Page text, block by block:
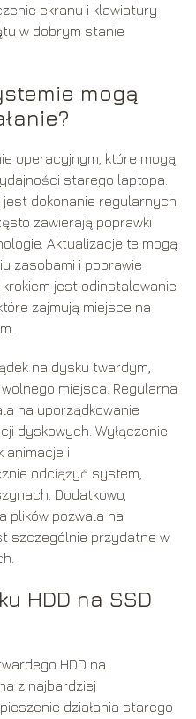
ekranu i klawiatury
w dobrym stanie
mogą
operacyjnym, które mogą
starego laptopa.
dokonanie regularnych
zawierają poprawki
Aktualizacje te mogą
zasobami i poprawie
jest odinstalowanie
zajmują miejsce na
na dysku twardym,
miejsca. Regularna
na uporządkowanie
dyskowych. Wyłączenie
animacje i
odciążyć system,
Dodatkowo,
plików pozwala na
szczególnie przydatne w
HDD na SSD
HDD na
z najbardziej
działania starego